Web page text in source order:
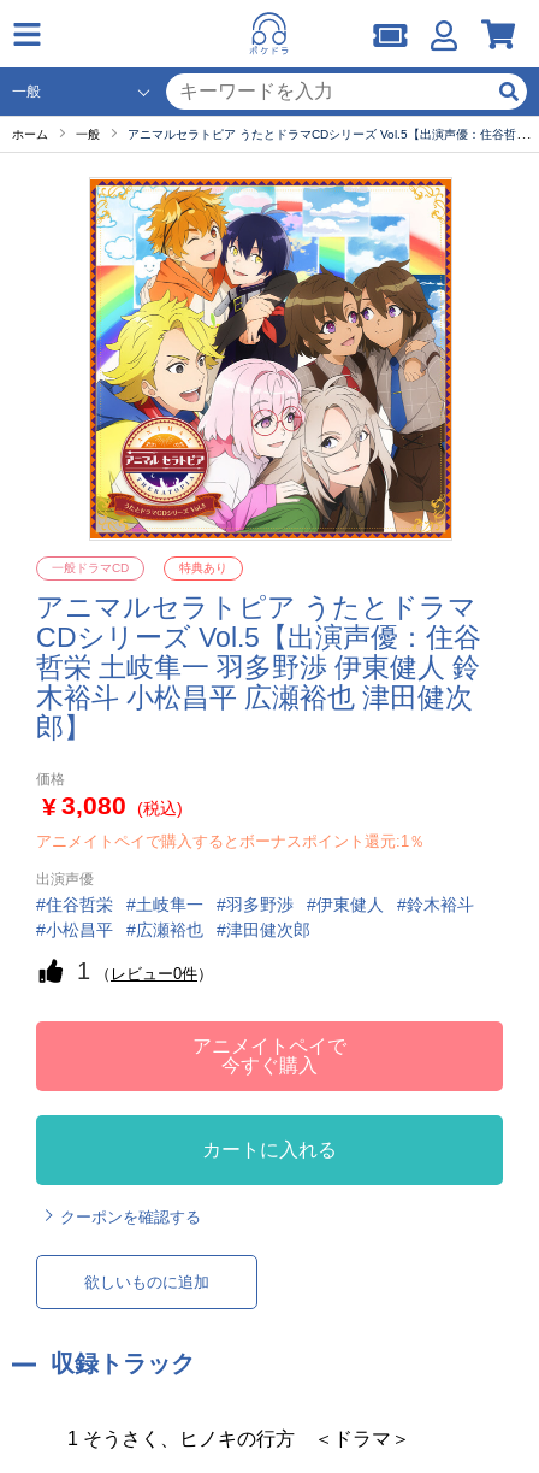
ホーム 一般 アニマルセラトピア うたとドラマCDシリーズ Vol.5【出演声優：住谷哲栄 土岐隼一 羽多野渉 伊東健人 鈴木裕斗 小松昌平 広瀬裕也 津田健次郎】
アニマルセラトピア うたとドラマ
CDシリーズ Vol.5【出演声優：住谷
哲栄 土岐隼一 羽多野渉 伊東健人 鈴
木裕斗 小松昌平 広瀬裕也 津田健次
郎】
一般ドラマCD 特典あり
価格
3,080 (税込)
アニメイトペイで購入するとボーナスポイント還元:1％
出演声優
住谷哲栄 土岐隼一 羽多野渉 伊東健人
鈴木裕斗
小松昌平
広瀬裕也 津田健次郎
1 （ レビュー0件）
アニメイトペイで
今すぐ購入
カートに入れる
クーポンを確認する
欲しいものに追加
収録トラック
1 そうさく、ヒノキの行方 ＜ドラマ＞